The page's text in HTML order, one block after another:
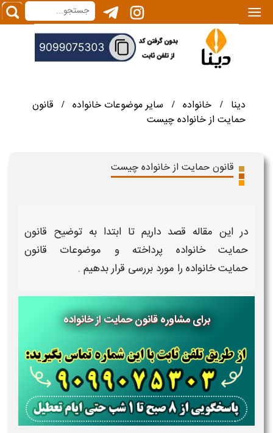
|||
دینا / خانواده / سایر موضوعات خانواده /
قانون
حمایت از خانواده چیست
قانون حمایت از خانواده چیست
در این مقاله قصد داریم تا ابتدا به توضیح قانون
حمایت خانواده پرداخته و موضوعات قانون
حمایت خانواده را مورد بررسی قرار بدهیم .
برای مشاوره قانون حمایت از خانواده